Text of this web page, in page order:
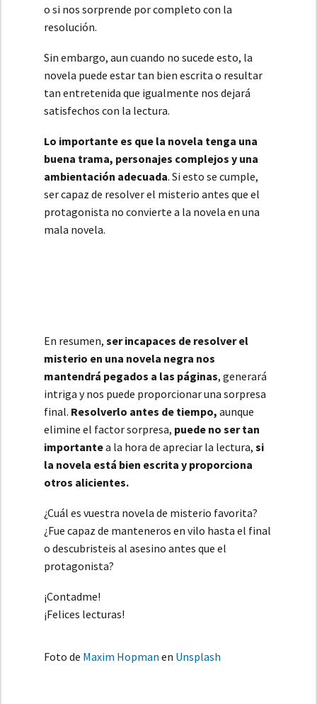
o si nos sorprende por completo con la
resolución.
Sin embargo, aun cuando no sucede esto, la
novela puede estar tan bien escrita o resultar
tan entretenida que igualmente nos dejará
satisfechos con la lectura.
Lo importante es que la novela tenga una
buena trama, personajes complejos y una
ambientación adecuada. Si esto se cumple,
ser capaz de resolver el misterio antes que el
protagonista no convierte a la novela en una
mala novela.
En resumen, ser incapaces de resolver el
misterio en una novela negra nos
mantendrá pegados a las páginas, generará
intriga y nos puede proporcionar una sorpresa
final. Resolverlo antes de tiempo, aunque
elimine el factor sorpresa, puede no ser tan
importantea la hora de apreciar la lectura, si
la novela está bien escrita y proporciona
otros alicientes.
¿Cuál es vuestra novela de misterio favorita?
¿Fue capaz de manteneros en vilo hasta el final
o descubristeis al asesino antes que el
protagonista?
¡Contadme!
¡Felices lecturas!
Foto de Maxim Hopman en Unsplash